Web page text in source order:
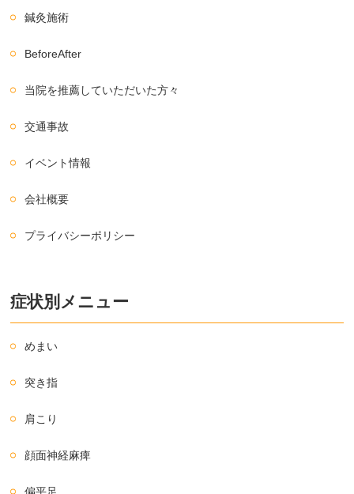
鍼灸施術
BeforeAfter
当院を推薦していただいた方々
交通事故
イベント情報
会社概要
プライバシーポリシー
症状別メニュー
めまい
突き指
肩こり
顔面神経麻痺